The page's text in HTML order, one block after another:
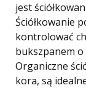
jest
Ściółkowanie
kontrolować
bukszpanem o
Organiczne
kora, są